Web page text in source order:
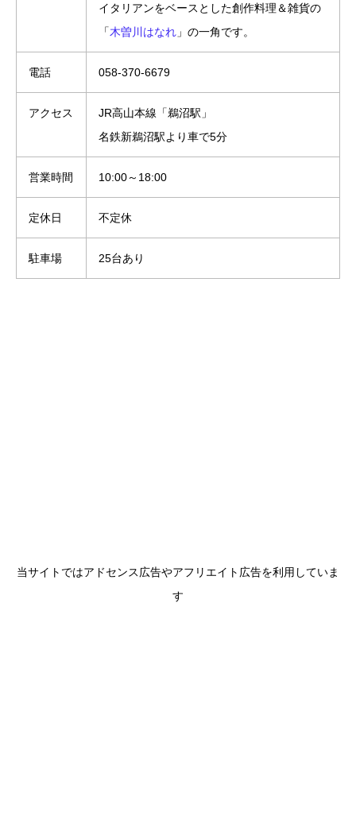
イタリアンをベースとした創作料理＆雑貨の
「木曽川はなれ 」の一角です。
電話 058-370-6679
アクセス
JR高山本線「鵜沼駅」
名鉄新鵜沼駅より車で5分
営業時間 10:00～18:00
定休日 不定休
駐車場 25台あり
当サイトではアドセンス広告やアフリエイト広告を利用していま
す